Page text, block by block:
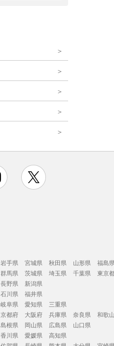
instagram
岩手県 宮城県 秋田県 山形県
福島県
群馬県 茨城県 埼玉県 千葉県 東京
長野県
新潟県
石川県
福井県
岐阜県 愛知県
三重県
京都府 大阪府 兵庫県 奈良県
和歌
島根県 岡山県 広島県
山口県
香川県 愛媛県
高知県